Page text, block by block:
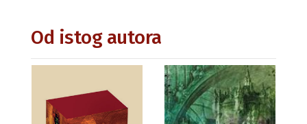
Od istog autora